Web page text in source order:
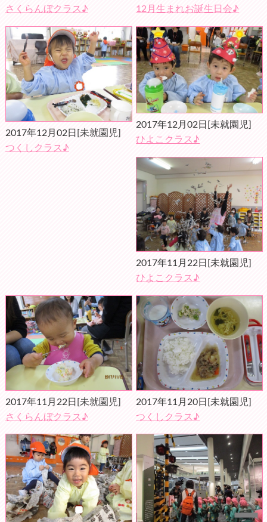
さくらんぼクラス♪
12月生まれお誕生日会♪
2017年12月02日 [未就園児]
つくしクラス♪
2017年12月02日 [未就園児]
ひよこクラス♪
2017年11月22日 [未就園児]
ひよこクラス♪
2017年11月22日 [未就園児]
さくらんぼクラス♪
2017年11月20日 [未就園児]
つくしクラス♪